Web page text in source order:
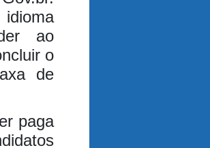
idioma
ao
o
de
paga